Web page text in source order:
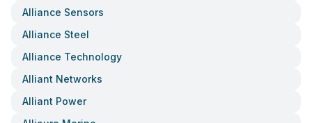
Alliance Sensors
Alliance Steel
Alliance Technology
Alliant Networks
Alliant Power